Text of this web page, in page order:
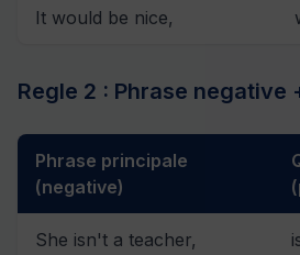
It would be nice,
Regle 2 : Phrase negative
Phrase principale
(negative)
She isn't a teacher,